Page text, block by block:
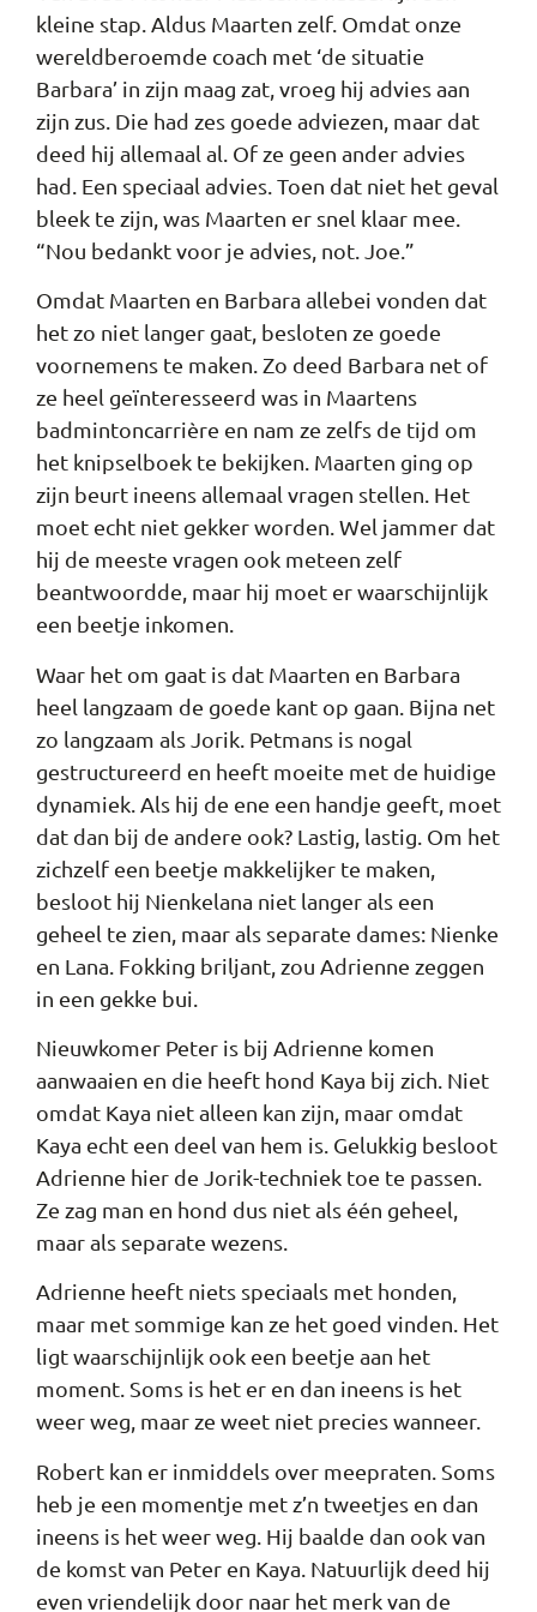
kleine stap. Aldus Maarten zelf. Omdat onze
wereldberoemde coach met ‘de situatie
Barbara’ in zijn maag zat, vroeg hij advies aan
zijn zus. Die had zes goede adviezen, maar dat
deed hij allemaal al. Of ze geen ander advies
had. Een speciaal advies. Toen dat niet het geval
bleek te zijn, was Maarten er snel klaar mee.
“Nou bedankt voor je advies, not. Joe.”
Omdat Maarten en Barbara allebei vonden dat
het zo niet langer gaat, besloten ze goede
voornemens te maken. Zo deed Barbara net of
ze heel geïnteresseerd was in Maartens
badmintoncarrière en nam ze zelfs de tijd om
het knipselboek te bekijken. Maarten ging op
zijn beurt ineens allemaal vragen stellen. Het
moet echt niet gekker worden. Wel jammer dat
hij de meeste vragen ook meteen zelf
beantwoordde, maar hij moet er waarschijnlijk
een beetje inkomen.
Waar het om gaat is dat Maarten en Barbara
heel langzaam de goede kant op gaan. Bijna net
zo langzaam als Jorik. Petmans is nogal
gestructureerd en heeft moeite met de huidige
dynamiek. Als hij de ene een handje geeft, moet
dat dan bij de andere ook? Lastig, lastig. Om het
zichzelf een beetje makkelijker te maken,
besloot hij Nienkelana niet langer als een
geheel te zien, maar als separate dames: Nienke
en Lana. Fokking briljant, zou Adrienne zeggen
in een gekke bui.
Nieuwkomer Peter is bij Adrienne komen
aanwaaien en die heeft hond Kaya bij zich. Niet
omdat Kaya niet alleen kan zijn, maar omdat
Kaya echt een deel van hem is. Gelukkig besloot
Adrienne hier de Jorik-techniek toe te passen.
Ze zag man en hond dus niet als één geheel,
maar als separate wezens.
Adrienne heeft niets speciaals met honden,
maar met sommige kan ze het goed vinden. Het
ligt waarschijnlijk ook een beetje aan het
moment. Soms is het er en dan ineens is het
weer weg, maar ze weet niet precies wanneer.
Robert kan er inmiddels over meepraten. Soms
heb je een momentje met z’n tweetjes en dan
ineens is het weer weg. Hij baalde dan ook van
de komst van Peter en Kaya. Natuurlijk deed hij
even vriendelijk door naar het merk van de